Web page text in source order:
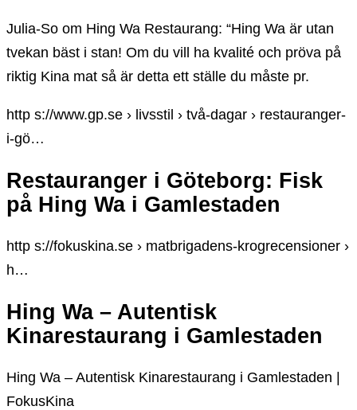
Julia-So om Hing Wa Restaurang: “Hing Wa är utan
tvekan bäst i stan! Om du vill ha kvalité och pröva på
riktig Kina mat så är detta ett ställe du måste pr.
http s://www.gp.se › livsstil › två-dagar › restauranger-
i-gö…
Restauranger i Göteborg: Fisk
på Hing Wa i Gamlestaden
http s://fokuskina.se › matbrigadens-krogrecensioner ›
h…
Hing Wa – Autentisk
Kinarestaurang i Gamlestaden
Hing Wa – Autentisk Kinarestaurang i Gamlestaden |
FokusKina